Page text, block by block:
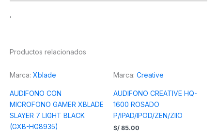
Productos relacionados
Marca: Xblade
AUDIFONO CON
MICROFONO GAMER XBLADE
SLAYER 7 LIGHT BLACK
(GXB-HG8935)
Marca: Creative
AUDIFONO CREATIVE HQ-
1600 ROSADO
P/IPAD/IPOD/ZEN/ZIIO
S/ 85.00